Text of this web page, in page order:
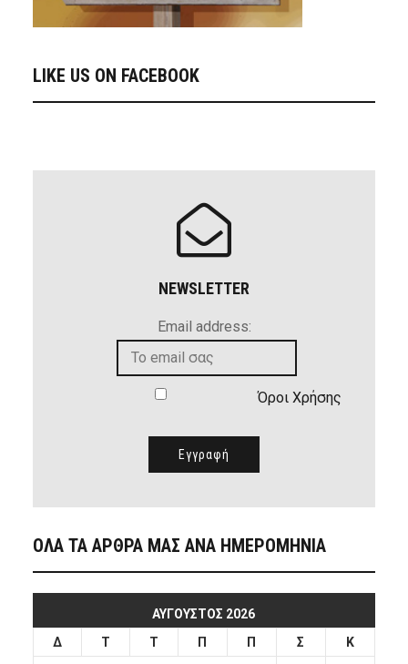
LIKE US ON FACEBOOK
NEWSLETTER
Email address:
Όροι Χρήσης
ΟΛΑ ΤΑ ΑΡΘΡΑ ΜΑΣ ΑΝΑ ΗΜΕΡΟΜΗΝΙΑ
ΑΎΓΟΥΣΤΟΣ 2026
Δ
Τ Τ Π Π Σ
Κ